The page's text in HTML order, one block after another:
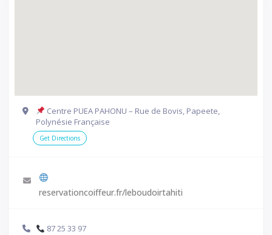
Centre PUEA PAHONU – Rue de Bovis, Papeete,
Polynésie Française
Get Directions
reservationcoiffeur.fr/leboudoirtahiti
87 25 33 97